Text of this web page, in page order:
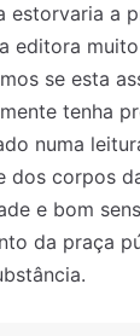
estorvaria a
editora
se esta
tenha
numa
dos corpos
e bom
da praça